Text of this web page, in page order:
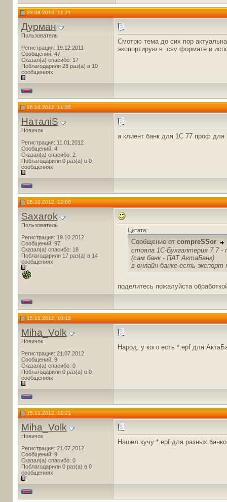
23.08.2012, 11:21
Дурман
Пользователь
Регистрация: 19.12.2011
Сообщений: 47
Сказал(а) спасибо: 17
Поблагодарили 28 раз(а) в 10
сообщениях
Смотрю тема до сих пор
экспортирую в .csv формате и
26.10.2012, 11:35
НаталіS
Новичок
Регистрация: 11.01.2012
Сообщений: 4
Сказал(а) спасибо: 2
Поблагодарили 0 раз(а) в 0
сообщениях
а клиент банк для 1С 77 проф
26.10.2012, 12:00
Saxarok
Пользователь
Регистрация: 19.10.2012
Сообщений: 97
Сказал(а) спасибо: 18
Поблагодарили 17 раз(а) в 14
сообщениях
Цитата:
Сообщение от compreSSor
стояла 1С-Бухгалтерия 7.7 -
(сам банк - ПАТ АктаБанк)
в онлайн-банке есть
поделитесь пожалуйста
15.11.2012, 10:12
Miha_Volk
Новичок
Регистрация: 21.07.2012
Сообщений: 9
Сказал(а) спасибо: 0
Поблагодарили 0 раз(а) в 0
сообщениях
Народ, у кого есть *.epf для
15.11.2012, 11:21
Miha_Volk
Новичок
Регистрация: 21.07.2012
Сообщений: 9
Сказал(а) спасибо: 0
Поблагодарили 0 раз(а) в 0
сообщениях
Нашел кучу *.epf для разных